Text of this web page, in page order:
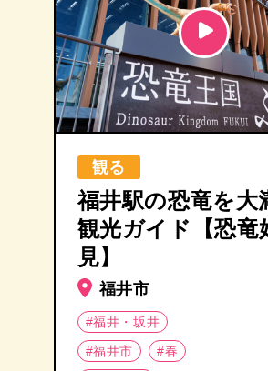
観る
福井駅の恐竜を大
観光ガイド【恐竜
見】
福井市
#福井・坂井
#福井市
#春